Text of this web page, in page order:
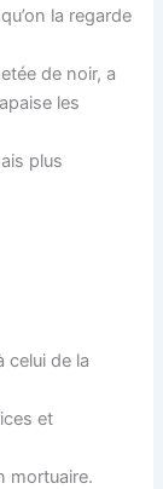
la regarde
de noir, a
les
plus
celui de la
et
mortuaire.